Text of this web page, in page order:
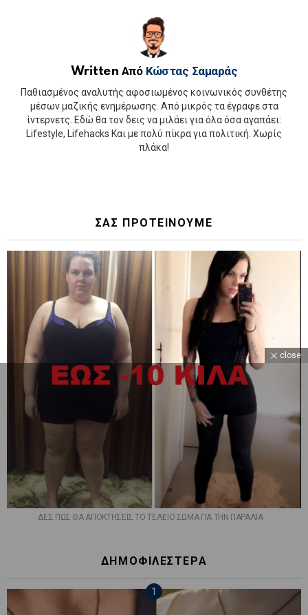
Written Από Κώστας Σαμαράς
Παθιασμένος αναλυτής αφοσιωμένος κοινωνικός συνθέτης
μέσων μαζικής ενημέρωσης. Από μικρός τα έγραφε στα
ίντερνετς. Εδώ θα τον δεις να μιλάει για όλα όσα αγαπάει:
Lifestyle, Lifehacks Και με πολύ πίκρα για πολιτική. Χωρίς
πλάκα!
ΣΑΣ ΠΡΟΤΕΙΝΟΥΜΕ
ΔΕΣ ΠΩΣ ΘΑ ΑΠΟΚΤΗΣΕΙΣ ΤΟ ΤΕΛΕΙΟ ΣΩΜΑ ΓΙΑ ΤΗΝ ΠΑΡΑΛΙΑ
ΔΗΜΟΦΙΛΕΣΤΕΡΑ
close